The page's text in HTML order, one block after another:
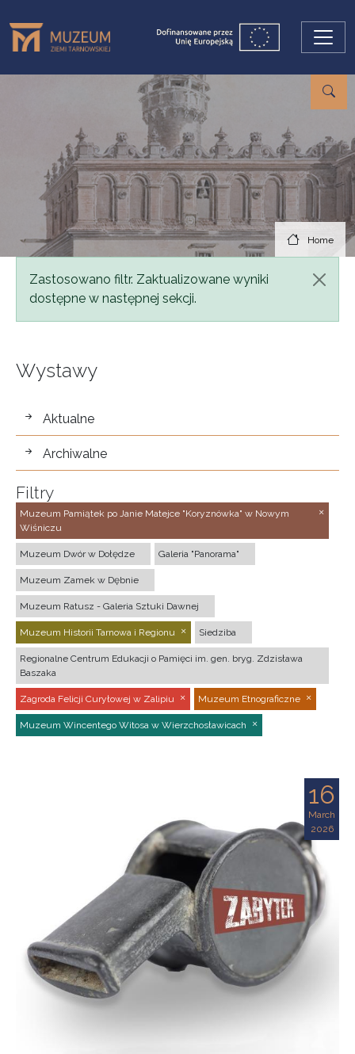
Home
Status message
Zastosowano filtr. Zaktualizowane wyniki
dostępne w następnej sekcji.
Wystawy
wystawy
Aktualne
Archiwalne
Filtry
Muzeum Pamiątek po Janie Matejce "Koryznówka" w Nowym
Wiśniczu
Muzeum Dwór w Dołędze Galeria "Panorama"
Muzeum Zamek w Dębnie
Muzeum Ratusz - Galeria Sztuki Dawnej
Muzeum Historii Tarnowa i Regionu Siedziba
Regionalne Centrum Edukacji o Pamięci im. gen. bryg. Zdzisława
Baszaka
Zagroda Felicji Curyłowej w Zalipiu Muzeum Etnograficzne
Muzeum Wincentego Witosa w Wierzchosławicach
16
March
2026